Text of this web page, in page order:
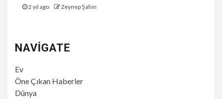
2 yıl ago Zeynep Şahin
NAVIGATE
Ev
Öne Çıkan Haberler
Dünya